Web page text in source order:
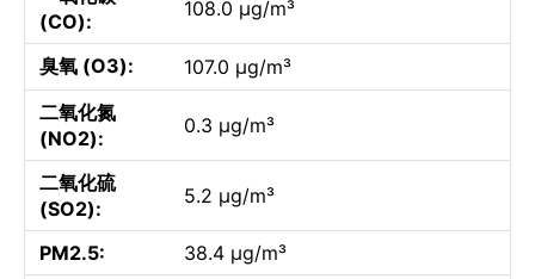
(CO):
108.0 µg/m³
臭氧 (O3):
107.0 µg/m³
二氧化氮
(NO2):
0.3 µg/m³
二氧化硫
(SO2):
5.2 µg/m³
PM2.5:
38.4 µg/m³